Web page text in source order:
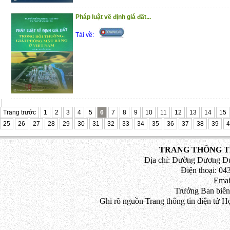
tài liệu tham khảo hữu ích giúp cho cán
nhất là các giảng viên và bạn đọc quan
thức, kỹ năng cơ bản trong đạo đức
đức công chức, từ đó hoàn thiện chức
đạt hiệu quả cao trong công tác.
Xin trâng trọng giới thiệu cuốn
Pháp luật về định giá đất...
Tải về:
Trang trước 1 2 3 4 5 6 7 8 9 10 11 12 13 14
15
25
26 27 28 29 30 31 32 33 34 35 36 37 38 39
TRANG THÔNG
Địa chỉ: Đường Dương
Điện thoại:
Trưởng Ban
Ghi rõ nguồn Trang thông tin điện tử